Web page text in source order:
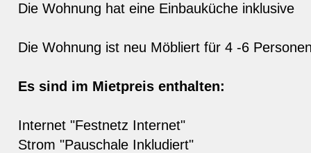
Die Wohnung hat eine Einbauküche inklusive
Die Wohnung ist neu Möbliert für 4 -6
Es sind im Mietpreis enthalten:
Internet "Festnetz Internet"
Strom "Pauschale Inkludiert"